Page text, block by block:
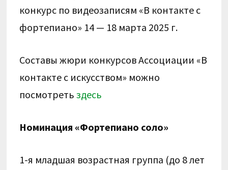
конкурс по видеозаписям «В контакте с
фортепиано» 14 — 18 марта 2025 г.
Составы жюри конкурсов Ассоциации «В
контакте с искусством» можно
посмотретьздесь
Номинация «Фортепиано соло»
1-я младшая возрастная группа (до 8 лет